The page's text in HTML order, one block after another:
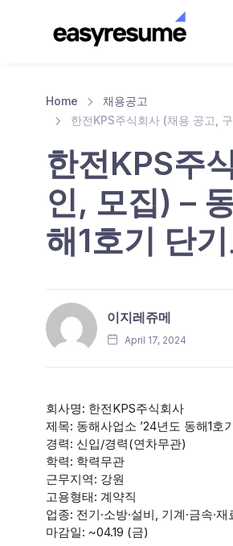
Home
채용공고
한전KPS주식회사 (채용 공고,
한전KPS주
인, 모집) –
해1호기 단
이지레쥬메
April 17, 2024
회사명: 한전KPS주식회사
제목: 동해사업소 ’24년도 동해1호
경력: 신입/경력(연차무관)
학력: 학력무관
근무지역: 강원
고용형태: 계약직
업종: 전기·소방·설비, 기계·금속·
마감일: ~04.19 (금)